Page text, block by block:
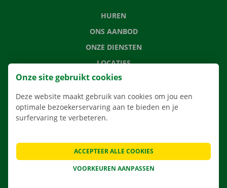
HUREN
ONS AANBOD
ONZE DIENSTEN
LOCATIES
APP
VERHUISOPLOSSINGEN
CONTACTEER ONS
VEELGESTELDE VRAGEN
NIEUWS
Onze site gebruikt cookies
Deze website maakt gebruik van cookies om jou een
optimale bezoekerservaring aan te bieden en je
surfervaring te verbeteren.
VOORKEUREN AANPASSEN
ACCEPTEER ALLE COOKIES